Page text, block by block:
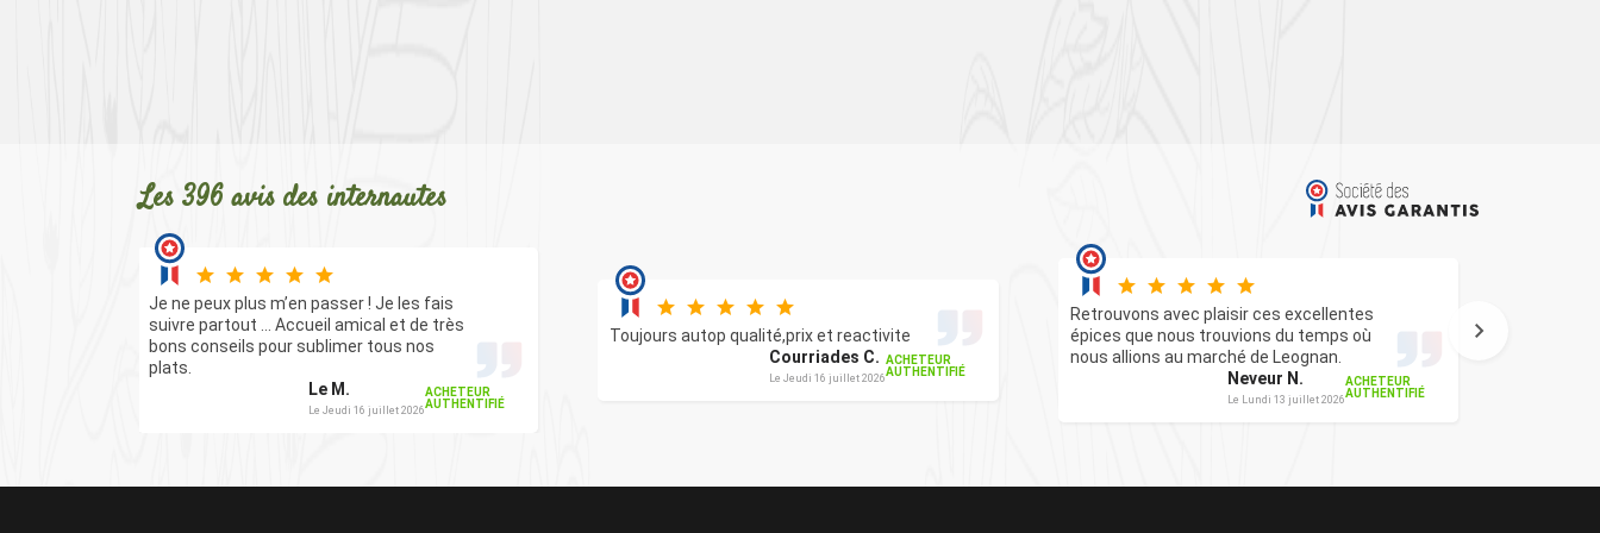
Les 396 avis des internautes
Je ne peux plus m’en passer ! Je les fais
suivre partout … Accueil amical et de très
bons conseils pour sublimer tous nos
plats.
Le M.
Le Jeudi 16 juillet 2026
ACHETEUR
AUTHENTIFIÉ
Toujours autop qualité,prix et reactivite
Courriades C.
Le Jeudi 16 juillet 2026
ACHETEUR
AUTHENTIFIÉ
Retrouvons avec plaisir ces excellentes
épices que nous trouvions du temps où
nous allions au marché de Leognan.
Neveur N.
Le Lundi 13 juillet 2026
ACHETEUR
AUTHENTIFIÉ